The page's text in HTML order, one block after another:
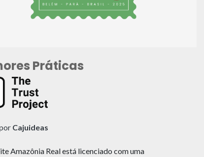
Práticas
Cajuideas
Amazônia Real está licenciado com uma